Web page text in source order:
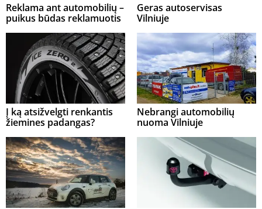
Reklama ant automobilių –
puikus būdas reklamuotis
Geras autoservisas
Vilniuje
Į ką atsižvelgti renkantis
žiemines padangas?
Nebrangi automobilių
nuoma Vilniuje